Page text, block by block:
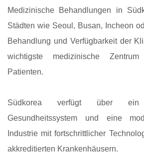
Medizinische Behandlungen in
Städten wie Seoul, Busan, Incheon
Behandlung und Verfügbarkeit der
wichtigste medizinische
Patienten.
Südkorea verfügt über ein
Gesundheitssystem und eine
Industrie mit fortschrittlicher
akkreditierten Krankenhäusern.